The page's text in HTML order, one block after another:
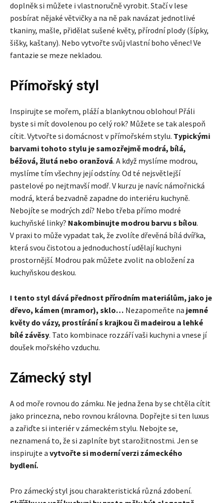
doplněk si můžete i vlastnoručně vyrobit. Stačí v lese
posbírat nějaké větvičky a na ně pak navázat jednotlivé
tkaniny, mašle, přidělat sušené květy, přírodní plody (šípky,
šišky, kaštany). Nebo vytvořte svůj vlastní boho věnec! Ve
fantazie se meze nekladou.
Přímořský styl
Inspirujte se mořem, pláží a blankytnou oblohou! Přáli
byste si mít dovolenou po celý rok? Můžete se tak alespoň
cítit. Vytvořte si domácnost v přímořském stylu. Typickými
barvami tohoto stylu je samozřejmě modrá, bílá,
béžová, žlutá nebo oranžová. A když myslíme modrou,
myslíme tím všechny její odstíny. Od té nejsvětlejší
pastelové po nejtmavší modř. V kurzu je navíc námořnická
modrá, která bezvadně zapadne do interiéru kuchyně.
Nebojíte se modrých zdí? Nebo třeba přímo modré
kuchyňské linky? Nakombinujte modrou barvu s bílou.
V praxi to může vypadat tak, že zvolíte dřevěná bílá dvířka,
která svou čistotou a jednoduchostí udělají kuchyni
prostornější. Modrou pak můžete zvolit na obložení za
kuchyňskou deskou.
I tento styl dává přednost přírodním materiálům, jako je
dřevo, kámen (mramor), sklo… Nezapomeňte na jemné
květy do vázy, prostírání s krajkou či madeirou a lehké
bílé závěsy. Tato kombinace rozzáří vaši kuchyni a vnese jí
doušek mořského vzduchu.
Zámecký styl
A od moře rovnou do zámku. Ne jedna žena by se chtěla cítit
jako princezna, nebo rovnou královna. Dopřejte si ten luxus
a zařiďte si interiér v zámeckém stylu. Nebojte se,
neznamená to, že si zaplníte byt starožitnostmi. Jen se
inspirujte a vytvořte si moderní verzi zámeckého
bydlení.
Pro zámecký styl jsou charakteristická různá zdobení.